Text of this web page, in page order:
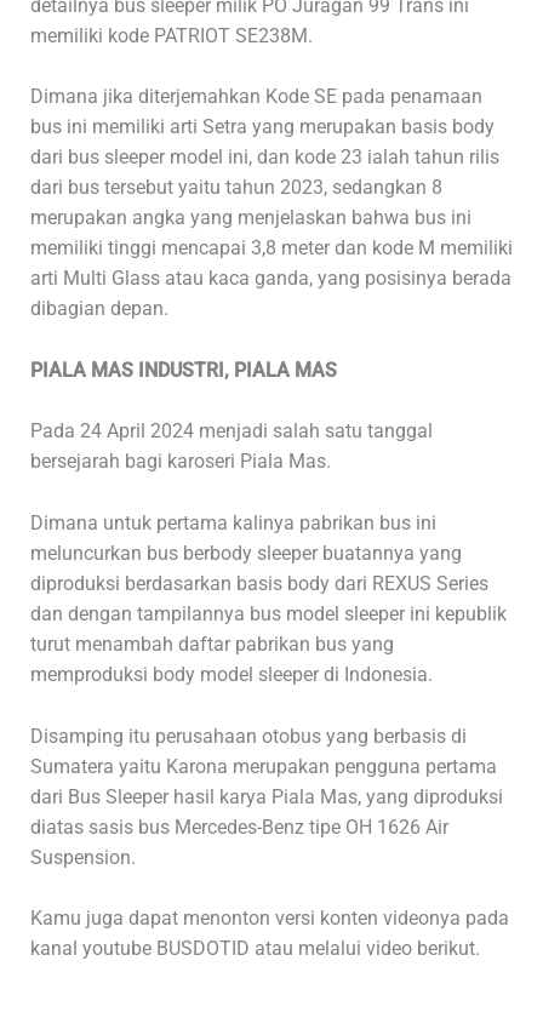
detailnya bus sleeper milik PO Juragan 99 Trans ini
memiliki kode PATRIOT SE238M.
Dimana jika diterjemahkan Kode SE pada penamaan
bus ini memiliki arti Setra yang merupakan basis body
dari bus sleeper model ini, dan kode 23 ialah tahun rilis
dari bus tersebut yaitu tahun 2023, sedangkan 8
merupakan angka yang menjelaskan bahwa bus ini
memiliki tinggi mencapai 3,8 meter dan kode M memiliki
arti Multi Glass atau kaca ganda, yang posisinya berada
dibagian depan.
PIALA MAS INDUSTRI, PIALA MAS
Pada 24 April 2024 menjadi salah satu tanggal
bersejarah bagi karoseri Piala Mas.
Dimana untuk pertama kalinya pabrikan bus ini
meluncurkan bus berbody sleeper buatannya yang
diproduksi berdasarkan basis body dari REXUS Series
dan dengan tampilannya bus model sleeper ini kepublik
turut menambah daftar pabrikan bus yang
memproduksi body model sleeper di Indonesia.
Disamping itu perusahaan otobus yang berbasis di
Sumatera yaitu Karona merupakan pengguna pertama
dari Bus Sleeper hasil karya Piala Mas, yang diproduksi
diatas sasis bus Mercedes-Benz tipe OH 1626 Air
Suspension.
Kamu juga dapat menonton versi konten videonya pada
kanal youtube BUSDOTID atau melalui video berikut.